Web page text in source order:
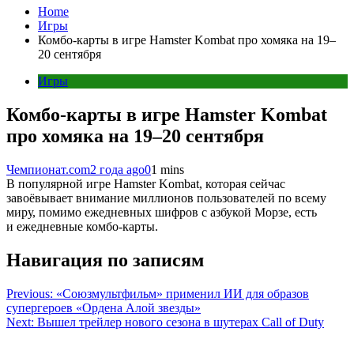
Home
Игры
Комбо-карты в игре Hamster Kombat про хомяка на 19–
20 сентября
Игры
Комбо-карты в игре Hamster Kombat
про хомяка на 19–20 сентября
Чемпионат.com2 года ago01 mins
В популярной игре Hamster Kombat, которая сейчас
завоёвывает внимание миллионов пользователей по всему
миру, помимо ежедневных шифров с азбукой Морзе, есть
и ежедневные комбо-карты.
Навигация по записям
Previous: «Союзмультфильм» применил ИИ для образов
супергероев «Ордена Алой звезды»
Next: Вышел трейлер нового сезона в шутерах Call of Duty